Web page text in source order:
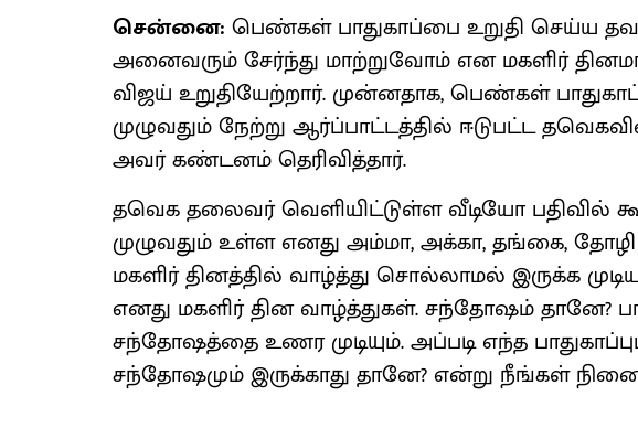
சென்னை: பெண்கள் பாதுகாப்பை உறுதி செய்ய
அனைவரும் சேர்ந்து மாற்றுவோம் என மகளிர்
விஜய் உறுதியேற்றார். முன்னதாக, பெண்கள்
முழுவதும் நேற்று ஆர்ப்பாட்டத்தில் ஈடுபட்ட
அவர் கண்டனம் தெரிவித்தார்.
தவெக தலைவர் வெளியிட்டுள்ள வீடியோ பதிவில்
முழுவதும் உள்ள எனது அம்மா, அக்கா, தங்கை,
மகளிர் தினத்தில் வாழ்த்து சொல்லாமல் இருக்க
எனது மகளிர் தின வாழ்த்துகள். சந்தோஷம் தானே?
சந்தோஷத்தை உணர முடியும். அப்படி எந்த
சந்தோஷமும் இருக்காது தானே? என்று நீங்கள்